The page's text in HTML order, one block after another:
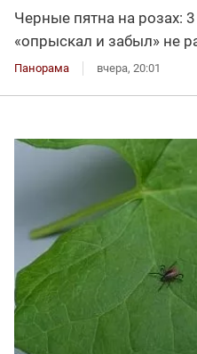
Черные пятна на розах:
«опрыскал и забыл» не
Панорама вчера, 20:01